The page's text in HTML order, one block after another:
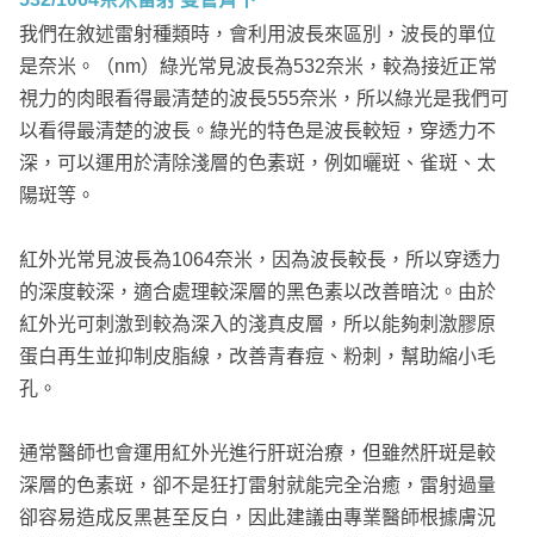
我們在敘述雷射種類時，會利用波長來區別，波長的單位
是奈米。（nm）綠光常見波長為532奈米，較為接近正常
視力的肉眼看得最清楚的波長555奈米，所以綠光是我們可
以看得最清楚的波長。綠光的特色是波長較短，穿透力不
深，可以運用於清除淺層的色素斑，例如曬斑、雀斑、太
陽斑等。
紅外光常見波長為1064奈米，因為波長較長，所以穿透力
的深度較深，適合處理較深層的黑色素以改善暗沈。由於
紅外光可刺激到較為深入的淺真皮層，所以能夠刺激膠原
蛋白再生並抑制皮脂線，改善青春痘、粉刺，幫助縮小毛
孔。
通常醫師也會運用紅外光進行肝斑治療，但雖然肝斑是較
深層的色素斑，卻不是狂打雷射就能完全治癒，雷射過量
卻容易造成反黑甚至反白，因此建議由專業醫師根據膚況